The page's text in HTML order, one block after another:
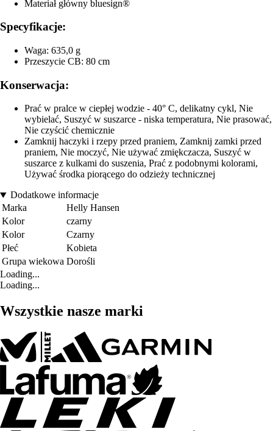
Materiał główny bluesign®
Specyfikacje:
Waga: 635,0 g
Przeszycie CB: 80 cm
Konserwacja:
Prać w pralce w ciepłej wodzie - 40° C, delikatny cykl, Nie
wybielać, Suszyć w suszarce - niska temperatura, Nie prasować,
Nie czyścić chemicznie
Zamknij haczyki i rzepy przed praniem, Zamknij zamki przed
praniem, Nie moczyć, Nie używać zmiękczacza, Suszyć w
suszarce z kulkami do suszenia, Prać z podobnymi kolorami,
Używać środka piorącego do odzieży technicznej
Dodatkowe informacje
Marka
Helly Hansen
Kolor
czarny
Kolor
Czarny
Płeć
Kobieta
Grupa wiekowa Dorośli
Loading...
Loading...
Wszystkie nasze marki